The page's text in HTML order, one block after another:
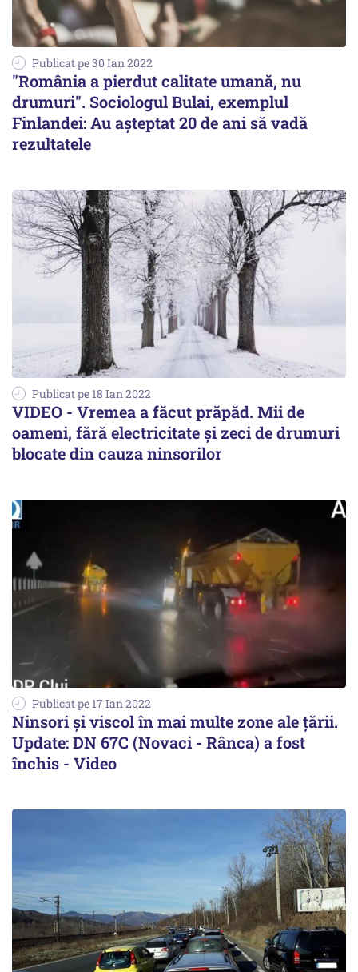
Publicat pe 30 Ian 2022
"România a pierdut calitate umană, nu
drumuri". Sociologul Bulai, exemplul
Finlandei: Au aşteptat 20 de ani să vadă
rezultatele
Publicat pe 18 Ian 2022
VIDEO - Vremea a făcut prăpăd. Mii de
oameni, fără electricitate și zeci de drumuri
blocate din cauza ninsorilor
Publicat pe 17 Ian 2022
Ninsori şi viscol în mai multe zone ale ţării.
Update: DN 67C (Novaci - Rânca) a fost
închis - Video